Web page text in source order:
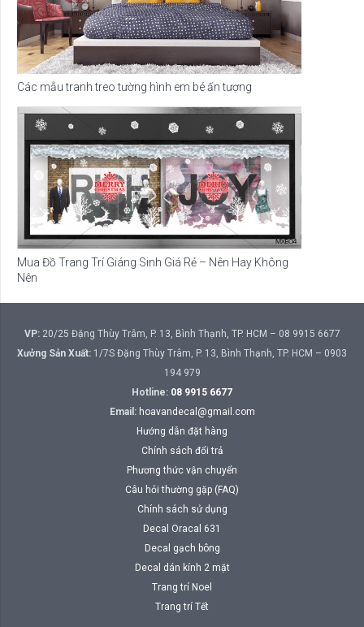
Các mẫu tranh treo tường hình em bé ấn tượng
Mua Đồ Trang Trí Giáng Sinh Giá Rẻ – Nên Hay Không
Nên
VP:20/25 Đặng Thùy Trâm, P. 13, Bình Thạnh, TP. HCM – 08 9915 6677
Xưởng Sản Xuất: 1/7S Đặng Thùy Trâm, P. 13, Bình Thạnh, TP. HCM – 0903
194 979
Hotline: 08 9915 6677
Email: hoavandecal@gmail.com
Hướng dẫn đặt hàng
Chính sách đổi trả
Phương thức vận chuyển
Câu hỏi thường gặp (FAQ)
Chính sách sử dụng
Decal Oracal 631
Decal gạch bông
Decal dán kính 2 mặt
Trang trí Noel
Trang trí Tết